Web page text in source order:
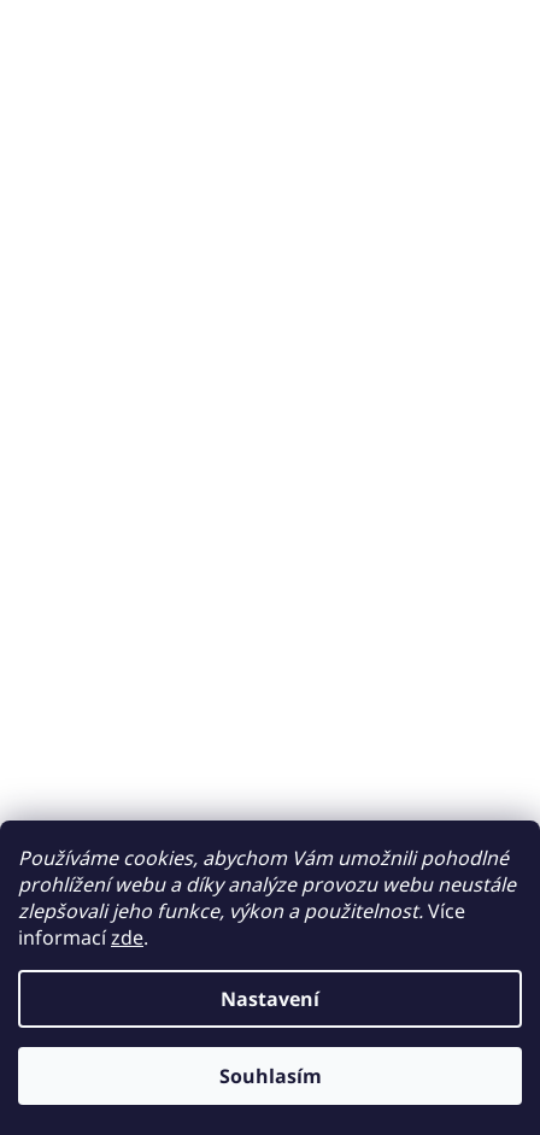
Používáme cookies, abychom Vám umožnili pohodlné
prohlížení webu a díky analýze provozu webu neustále
zlepšovali jeho funkce, výkon a použitelnost.Více
informacízde.
Nastavení
Souhlasím